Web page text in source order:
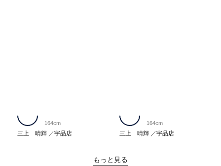
三上 晴輝 宇品店
164cm
三上 晴輝 宇品店
164cm
もっと見る